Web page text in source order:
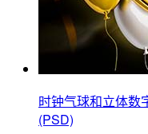
时钟气球和立体数
(PSD)